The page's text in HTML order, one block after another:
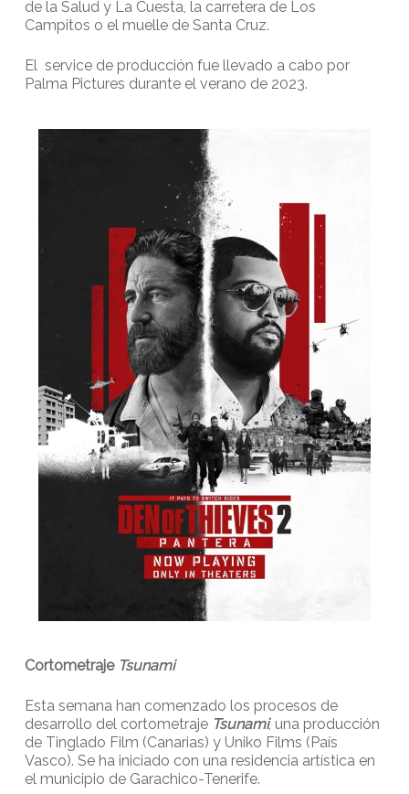
de la Salud y La Cuesta, la carretera de Los
Campitos o el muelle de Santa Cruz.
El service de producción fue llevado a cabo por
Palma Pictures durante el verano de 2023.
Cortometraje Tsunami
Esta semana han comenzado los procesos de
desarrollo del cortometraje Tsunami, una producción
de Tinglado Film (Canarias) y Uniko Films (País
Vasco). Se ha iniciado con una residencia artística en
el municipio de Garachico-Tenerife.